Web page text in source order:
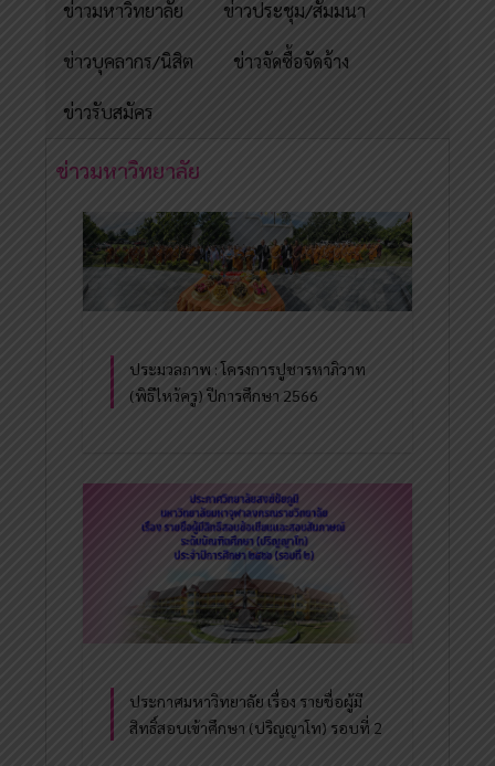
ข่าวมหาวิทยาลัย ข่าวประชุม/สัมมนา
ข่าวบุคลากร/นิสิต ข่าวจัดซื้อจัดจ้าง
ข่าวรับสมัคร
ข่าวมหาวิทยาลัย
ประมวลภาพ : โครงการปูชารหาภิวาท
(พิธีไหว้ครู) ปีการศึกษา 2566
ประกาศมหาวิทยาลัย เรื่อง รายชื่อผู้มี
สิทธิ์สอบเข้าศึกษา (ปริญญาโท) รอบที่ 2